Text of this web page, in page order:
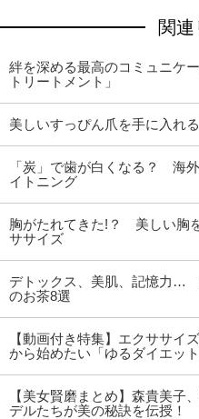
関連
絆を深める最高のコミュニケ
トリートメント」
美しいすっぴん爪を手に入れ
「炭」で歯が白くなる？ 海
イトニング
胸がたれてきた!？ 美しい胸
ササイズ
デトックス、美肌、記憶力…
のお茶8選
【動画付き特集】エクササ
から始めたい「ゆるダイエッ
【美女賢磨まとめ】森貴美
デルたちが美の秘訣を伝授！